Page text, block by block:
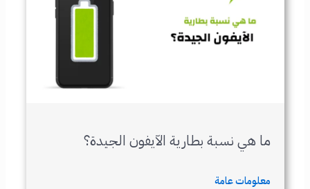
ما هي نسبة بطارية الآيفون الجيدة؟
معلومات عامة